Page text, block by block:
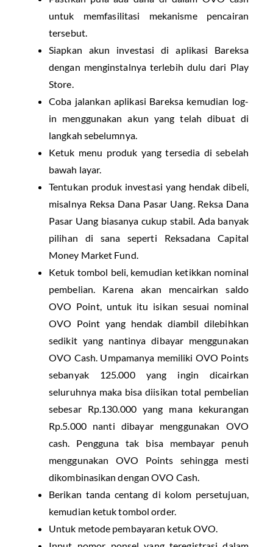
untuk memfasilitasi mekanisme pencairan
tersebut.
Siapkan akun investasi di aplikasi Bareksa
dengan menginstalnya terlebih dulu dari Play
Store.
Coba jalankan aplikasi Bareksa kemudian log-
in menggunakan akun yang telah dibuat di
langkah sebelumnya.
Ketuk menu produk yang tersedia di sebelah
bawah layar.
Tentukan produk investasi yang hendak dibeli,
misalnya Reksa Dana Pasar Uang. Reksa Dana
Pasar Uang biasanya cukup stabil. Ada banyak
pilihan di sana seperti Reksadana Capital
Money Market Fund.
Ketuk tombol beli, kemudian ketikkan nominal
pembelian. Karena akan mencairkan saldo
OVO Point, untuk itu isikan sesuai nominal
OVO Point yang hendak diambil dilebihkan
sedikit yang nantinya dibayar menggunakan
OVO Cash. Umpamanya memiliki OVO Points
sebanyak 125.000 yang ingin dicairkan
seluruhnya maka bisa diisikan total pembelian
sebesar Rp.130.000 yang mana kekurangan
Rp.5.000 nanti dibayar menggunakan OVO
cash. Pengguna tak bisa membayar penuh
menggunakan OVO Points sehingga mesti
dikombinasikan dengan OVO Cash.
Berikan tanda centang di kolom persetujuan,
kemudian ketuk tombol order.
Untuk metode pembayaran ketuk OVO.